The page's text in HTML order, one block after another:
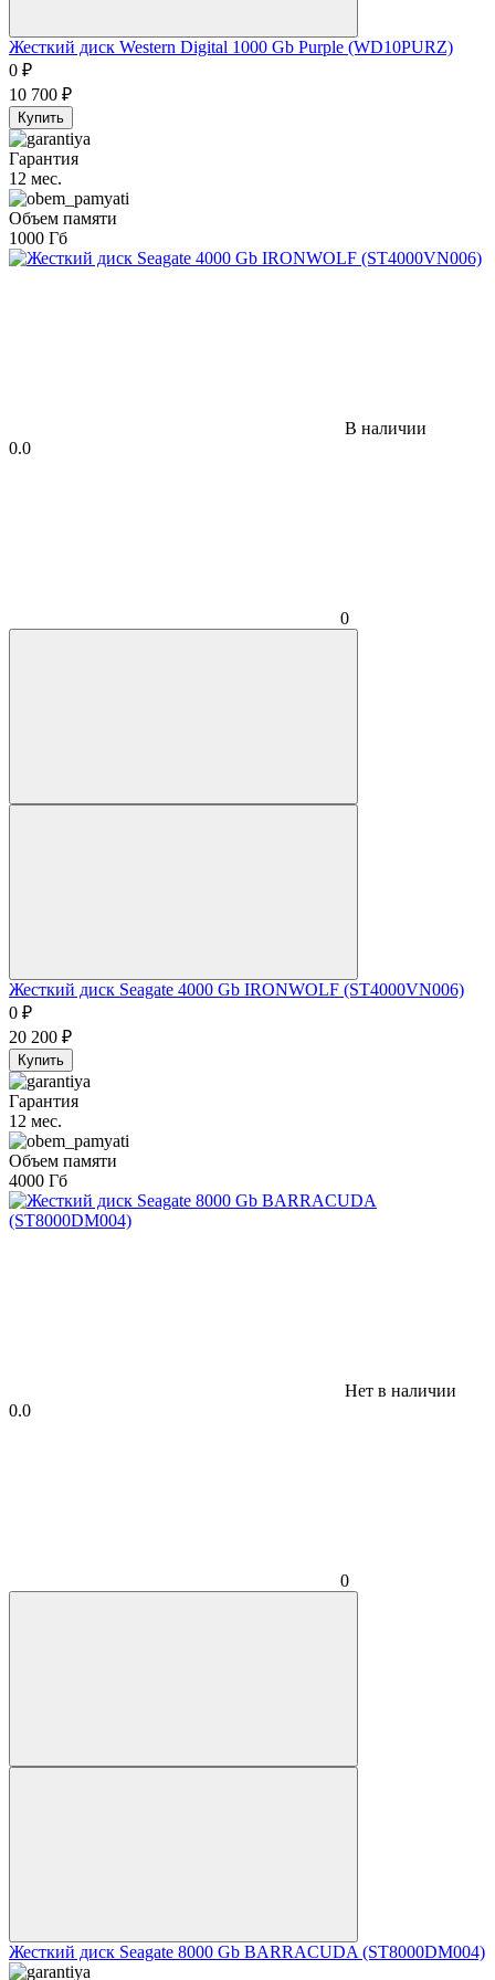
Жесткий диск Western Digital 1000 Gb Purple (WD10PURZ)
0 ₽
10 700 ₽
Купить
Гарантия
12 мес.
Объем памяти
1000 Гб
В наличии
0.0
0
Жесткий диск Seagate 4000 Gb IRONWOLF (ST4000VN006)
0 ₽
20 200 ₽
Купить
Гарантия
12 мес.
Объем памяти
4000 Гб
Нет в наличии
0.0
0
Жесткий диск Seagate 8000 Gb BARRACUDA (ST8000DM004)